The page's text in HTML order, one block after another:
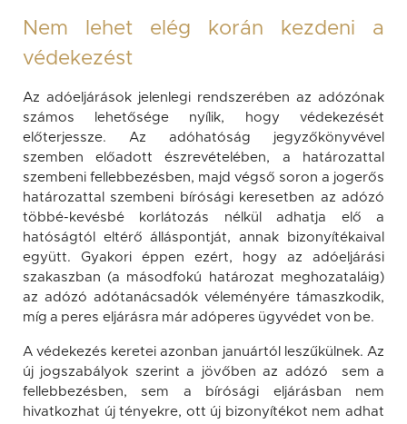
Nem lehet elég korán kezdeni a
védekezést
Az adóeljárások jelenlegi rendszerében az adózónak
számos lehetősége nyílik, hogy védekezését
előterjessze. Az adóhatóság jegyzőkönyvével
szemben előadott észrevételében, a határozattal
szembeni fellebbezésben, majd végső soron a jogerős
határozattal szembeni bírósági keresetben az adózó
többé-kevésbé korlátozás nélkül adhatja elő a
hatóságtól eltérő álláspontját, annak bizonyítékaival
együtt. Gyakori éppen ezért, hogy az adóeljárási
szakaszban (a másodfokú határozat meghozataláig)
az adózó adótanácsadók véleményére támaszkodik,
míg a peres eljárásra már adóperes ügyvédet von be.
A védekezés keretei azonban januártól leszűkülnek. Az
új jogszabályok szerint a jövőben az adózó sem a
fellebbezésben, sem a bírósági eljárásban nem
hivatkozhat új tényekre, ott új bizonyítékot nem adhat